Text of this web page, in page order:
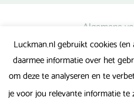
Algemene
Privacy
Veel
Luckman.nl gebruikt cookies
daarmee informatie over het
om deze te analyseren en te
je voor jou relevante informatie te